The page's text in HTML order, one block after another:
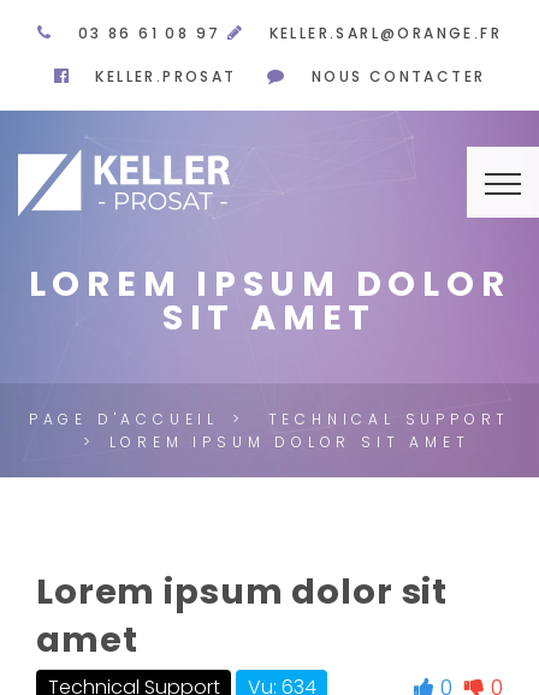
03 86 61 08 97 KELLER.SARL@ORANGE.FR
KELLER.PROSAT NOUS CONTACTER
LOREM IPSUM DOLOR
SIT AMET
PAGE D'ACCUEIL
TECHNICAL SUPPORT
LOREM IPSUM DOLOR SIT AMET
Lorem ipsum dolor sit
amet
Technical Support Vu: 634 0 0